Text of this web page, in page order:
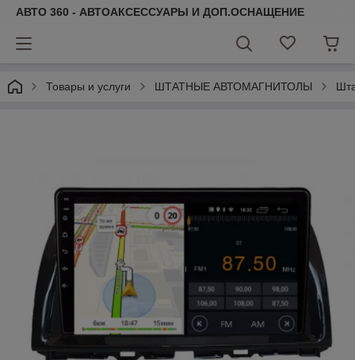
АВТО 360 - АВТОАКСЕССУАРЫ И ДОП.ОСНАЩЕНИЕ
Товары и услуги ШТАТНЫЕ АВТОМАГНИТОЛЫ